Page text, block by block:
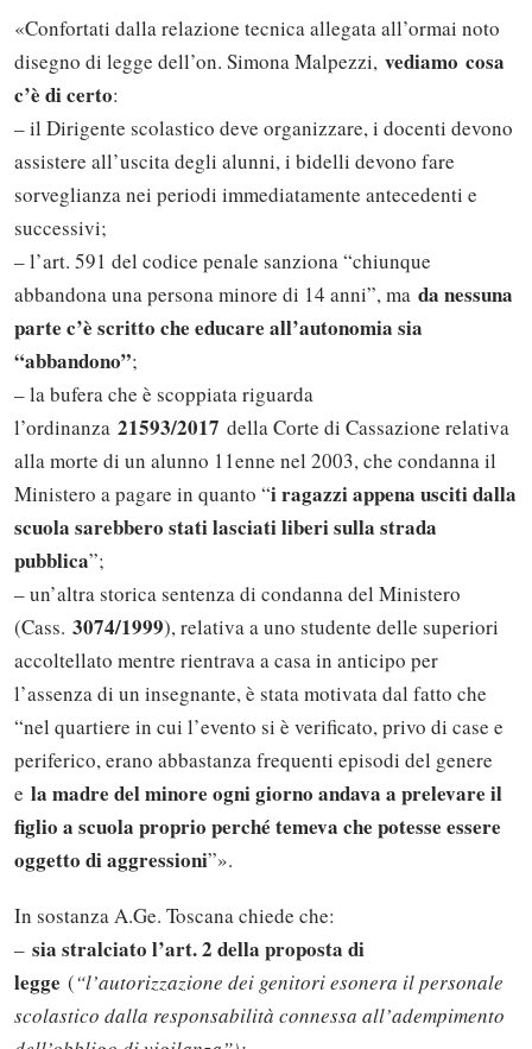
«Confortati dalla relazione tecnica allegata all’ormai noto
disegno di legge dell’on. Simona Malpezzi, vediamo cosa
c’è di certo:
– il Dirigente scolastico deve organizzare, i docenti devono
assistere all’uscita degli alunni, i bidelli devono fare
sorveglianza nei periodi immediatamente antecedenti e
successivi;
– l’art. 591 del codice penale sanziona “chiunque
abbandona una persona minore di 14 anni”, ma da nessuna
parte c’è scritto che educare all’autonomia sia
“abbandono”;
– la bufera che è scoppiata riguarda
l’ordinanza 21593/2017 della Corte di Cassazione relativa
alla morte di un alunno 11enne nel 2003, che condanna il
Ministero a pagare in quanto “i ragazzi appena usciti dalla
scuola sarebbero stati lasciati liberi sulla strada
pubblica”;
– un’altra storica sentenza di condanna del Ministero
(Cass. 3074/1999), relativa a uno studente delle superiori
accoltellato mentre rientrava a casa in anticipo per
l’assenza di un insegnante, è stata motivata dal fatto che
“nel quartiere in cui l’evento si è verificato, privo di case e
periferico, erano abbastanza frequenti episodi del genere
e la madre del minore ogni giorno andava a prelevare il
figlio a scuola proprio perché temeva che potesse essere
oggetto di aggressioni”».
In sostanza A.Ge. Toscana chiede che:
– sia stralciato l’art. 2 della proposta di
legge (“l’autorizzazione dei genitori esonera il personale
scolastico dalla responsabilità connessa all’adempimento